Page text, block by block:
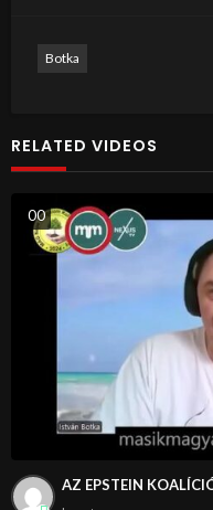
Botka
RELATED VIDEOS
00
AZ EPSTEIN